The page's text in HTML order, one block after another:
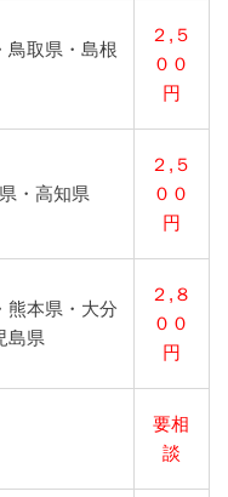
鳥取県・島根
２,５
００
円
・高知県
２,５
００
円
熊本県・大分
島県
２,８
００
円
要相
談